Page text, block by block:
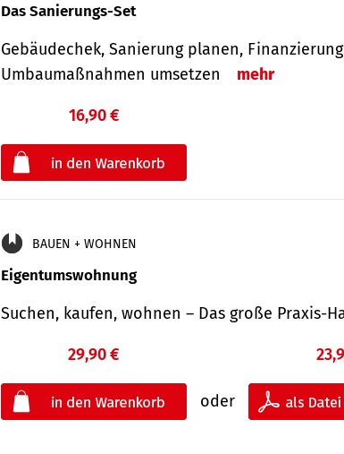
Das Sanierungs-Set
Gebäudechek, Sanierung planen,
Umbaumaßnahmen umsetzen
mehr
16,90 €
BAUEN + WOHNEN
Eigentumswohnung
Suchen, kaufen, wohnen – Das große Praxis-
29,90 €
oder